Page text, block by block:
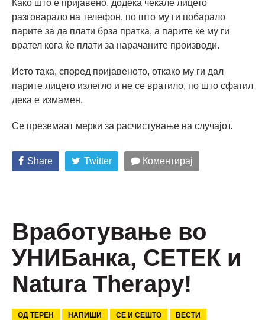
Како што е пријавено, додека чекале лицето
разговарало на телефон, по што му ги побарало
парите за да плати брза пратка, а парите ќе му ги
врател кога ќе плати за нарачаните производи.
Исто така, според пријавеното, откако му ги дал
парите лицето излегло и не се вратило, по што сфатил
дека е измамен.
Се преземаат мерки за расчистување на случајот.
Share Twitter Коментирај
Вработување во
УНИБанка, СЕТЕК и
Natura Therapy!
ОД ТЕРЕН НАПИШИ СЕ И СЕШТО
ВЕСТИ